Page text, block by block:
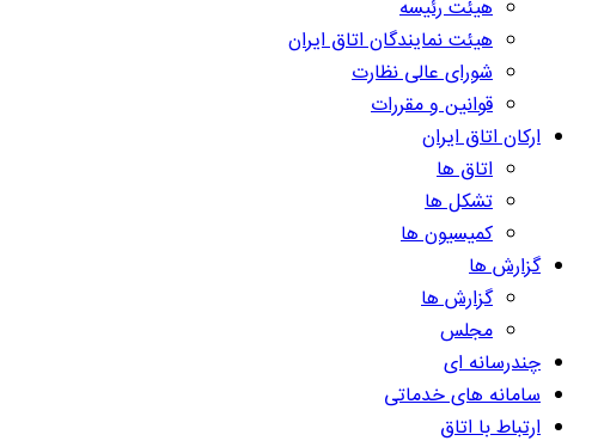
هیئت رئیسه
هیئت نمایندگان اتاق ایران
شورای عالی نظارت
قوانین و مقررات
ارکان اتاق ایران
اتاق ها
تشکل ها
کمیسیون ها
گزارش ها
گزارش ها
مجلس
چندرسانه ای
سامانه های خدماتی
ارتباط با اتاق